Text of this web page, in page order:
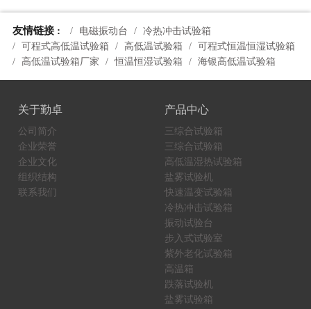
友情链接 : 电磁振动台
冷热冲击试验箱
可程式高低温试验箱
高低温试验箱
可程式恒温恒湿试验箱
高低温试验箱厂家
恒温恒湿试验箱 海银高低温试验箱
关于勤卓
公司简介
企业荣誉
企业文化
组织结构
联系我们
产品中心
三综合试验箱
三综合试验箱
高低温湿热试验箱
盐雾试验机
快速温变试验箱
冷热冲击试验箱
振动试验台
步入式试验室
紫外老化试验箱
高温箱
跌落试验机
盐雾试验箱